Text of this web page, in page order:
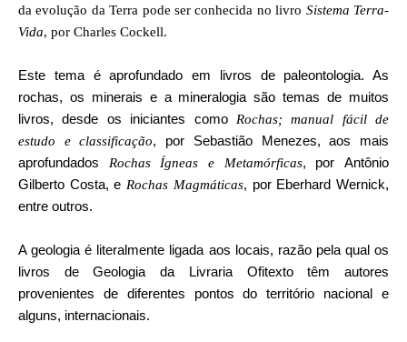
da evolução da Terra pode ser conhecida no livro Sistema Terra-
Vida, por Charles Cockell.
Este tema é aprofundado em livros de paleontologia. As
rochas, os minerais e a mineralogia são temas de muitos
livros, desde os iniciantes como
Rochas; manual fácil de
estudo e classificação, por Sebastião Menezes, aos mais
aprofundados
Rochas Ígneas e Metamórficas, porAntônio
Gilberto Costa, e Rochas Magmáticas, por Eberhard Wernick,
entre outros.
A geologia é literalmente ligada aos locais, razão pela qual os
livros de Geologia da Livraria Ofitexto têm autores
provenientes de diferentes pontos do território nacional e
alguns, internacionais.